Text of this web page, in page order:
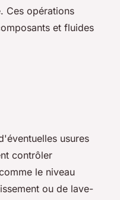
Ces opérations
et fluides
usures
contrôler
le niveau
ou de lave-